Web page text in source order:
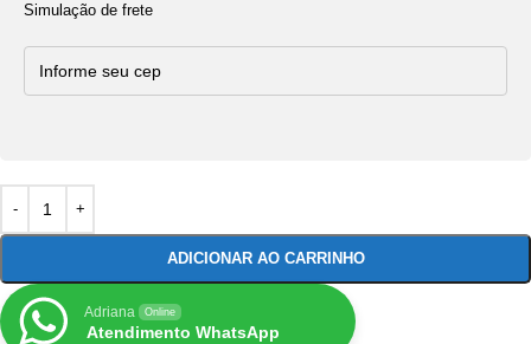
Simulação de frete
ADICIONAR AO CARRINHO
Adriana Online
Atendimento WhatsApp